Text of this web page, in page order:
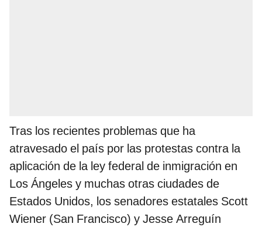
Tras los recientes problemas que ha
atravesado el país por las protestas contra la
aplicación de la ley federal de inmigración en
Los Ángeles y muchas otras ciudades de
Estados Unidos, los senadores estatales Scott
Wiener (San Francisco) y Jesse Arreguín